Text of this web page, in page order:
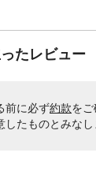
たレビュー
前に必ず約款を
たものとみなし